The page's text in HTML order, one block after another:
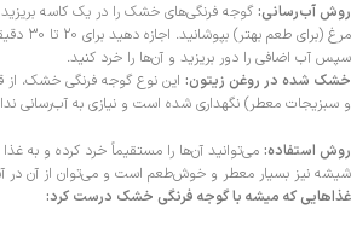
روش آب‌رسانی: گوجه فرنگی‌های خشک را در یک کاسه بریزید
مرغ
سپس آب اضافی را دور بریزید و آن‌ها را خرد کنید.
خشک شده در روغن زیتون: این نوع گوجه فرنگی خشک، از
و سبزیجات معطر) نگهداری شده است و نیازی به آب‌رسانی
روش استفاده: می‌توانید آن‌ها را مستقیماً خرد کرده و به
شیشه نیز بسیار معطر و خوش‌طعم است و می‌توان از آن در
غذاهایی که میشه با گوجه فرنگی خشک درست کرد: